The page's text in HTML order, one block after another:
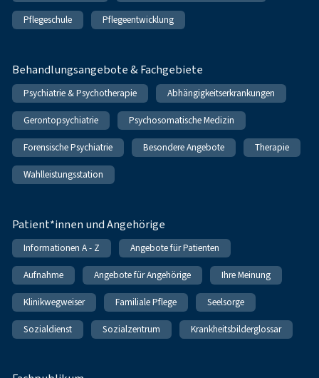
Pflegeschule Pflegeentwicklung
Behandlungsangebote & Fachgebiete
Psychiatrie & Psychotherapie Abhängigkeitserkrankungen
Gerontopsychiatrie Psychosomatische Medizin
Forensische Psychiatrie Besondere Angebote Therapie
Wahlleistungsstation
Patient*innen und Angehörige
Informationen A - Z Angebote für Patienten
Aufnahme Angebote für Angehörige Ihre Meinung
Klinikwegweiser Familiale Pflege Seelsorge
Sozialdienst Sozialzentrum Krankheitsbilderglossar